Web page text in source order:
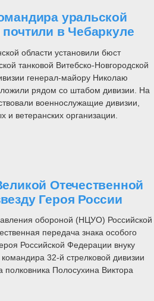
уральской
в Чебаркуле
области установили бюст
танковой Витебско-Новгородской
генерал-майору Николаю
рядом со штабом дивизии. На
военнослужащие дивизии,
и ветеранских организации.
Отечественной
Героя России
обороной (НЦУО) Российской
передача знака особого
Российской Федерации внуку
32-й стрелковой дивизии
Полосухина Виктора